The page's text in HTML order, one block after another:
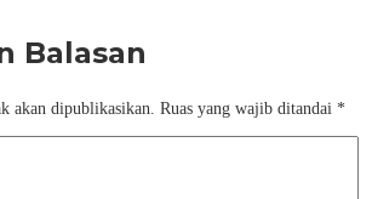
Balasan
akan dipublikasikan. Ruas yang wajib ditandai *